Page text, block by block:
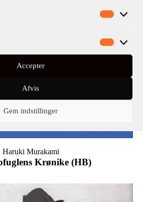
Accepter
Afvis
Gem indstillinger
Krønike (HB)
Haruki Murakami